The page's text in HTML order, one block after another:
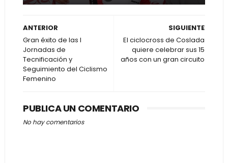
SIGUIENTE
El ciclocross de Coslada
quiere celebrar sus 15
años con un gran circuito
ANTERIOR
Gran éxito de las I
Jornadas de
Tecnificación y
Seguimiento del Ciclismo
Femenino
PUBLICA UN COMENTARIO
No hay comentarios